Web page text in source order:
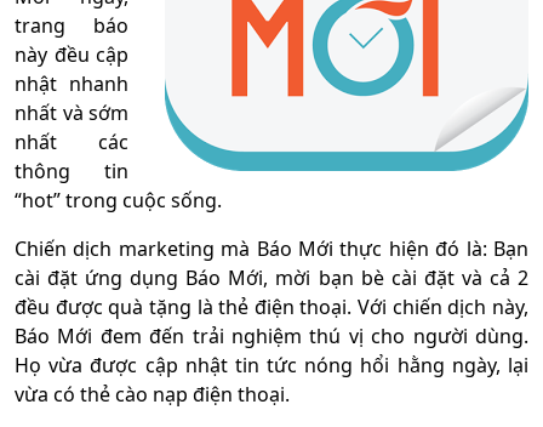
trang báo
này đều cập
nhật nhanh
nhất và sớm
nhất các
thông tin
“hot” trong cuộc sống.
Chiến dịch marketing mà Báo Mới thực hiện đó là: Bạn
cài đặt ứng dụng Báo Mới, mời bạn bè cài đặt và cả 2
đều được quà tặng là thẻ điện thoại. Với chiến dịch này,
Báo Mới đem đến trải nghiệm thú vị cho người dùng.
Họ vừa được cập nhật tin tức nóng hổi hằng ngày, lại
vừa có thẻ cào nạp điện thoại.